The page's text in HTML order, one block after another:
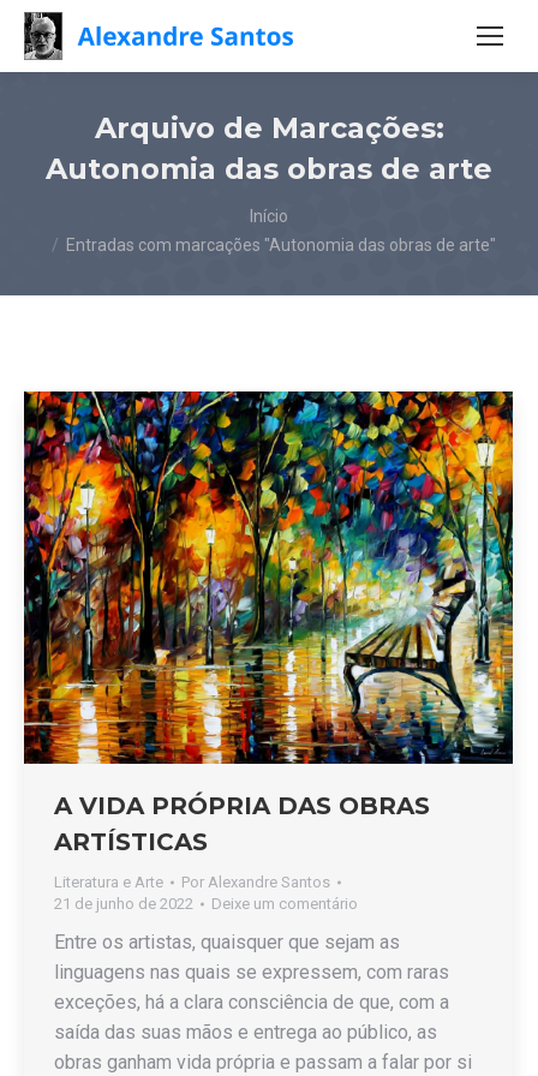
Arquivo de Marcações:
Autonomia das obras de arte
Início
Entradas com marcações "Autonomia das obras de arte"
A VIDA PRÓPRIA DAS OBRAS
ARTÍSTICAS
Literatura e Arte Por Alexandre Santos
21 de junho de 2022
Deixe um comentário
Entre os artistas, quaisquer que sejam as
linguagens nas quais se expressem, com raras
exceções, há a clara consciência de que, com a
saída das suas mãos e entrega ao público, as
obras ganham vida própria e passam a falar por si